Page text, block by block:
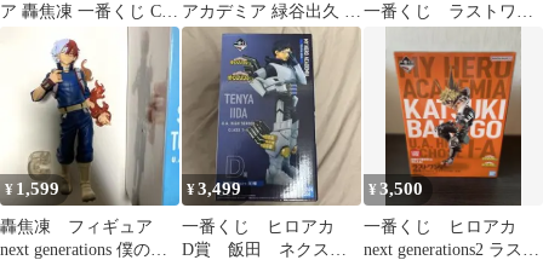
ア 轟焦凍 一番くじ C賞
アカデミア 緑谷出久 フ
ィギュア A賞
一番くじ ラストワン
¥ 1,599
轟焦凍 フィギュア
next generations 僕のヒ
¥3,499
一番くじ ヒロアカ
D賞 飯田 ネクスト
¥3,500
一番くじ ヒロアカ
next generations2 ラスト